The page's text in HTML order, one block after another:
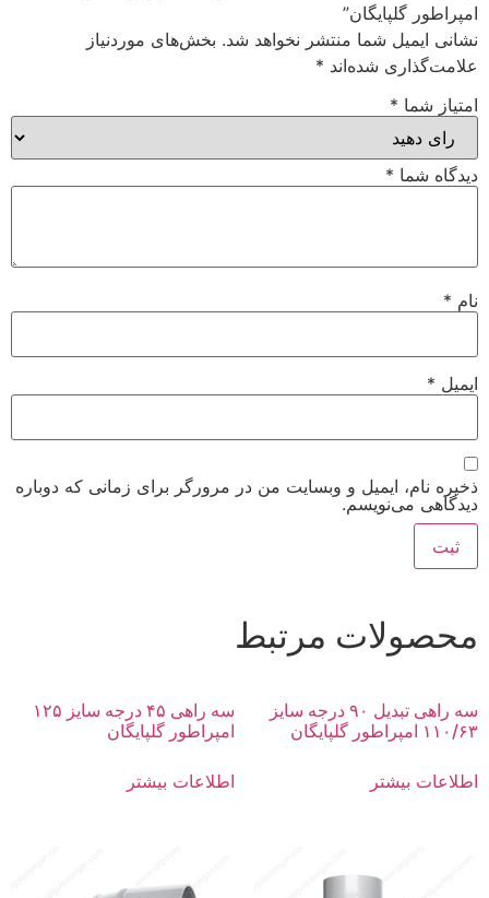
امپراطور گلپایگان”
نشانی ایمیل شما منتشر نخواهد شد. بخش‌های موردنیاز
علامت‌گذاری شده‌اند *
امتیاز شما *
دیدگاه شما *
نام *
ایمیل *
ذخیره نام، ایمیل و وبسایت من در مرورگر برای زمانی که دوباره
دیدگاهی می‌نویسم.
محصولات مرتبط
سه راهی تبدیل ۹۰ درجه سایز
۱۱۰/۶۳ امپراطور گلپایگان
اطلاعات بیشتر
سه راهی ۴۵ درجه سایز ۱۲۵
امپراطور گلپایگان
اطلاعات بیشتر